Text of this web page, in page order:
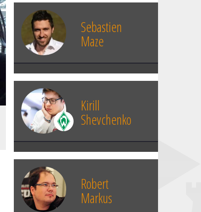
Sebastien
Maze
Kirill
Shevchenko
Robert
Markus